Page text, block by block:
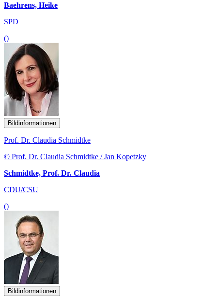
Baehrens, Heike
SPD
()
Bildinformationen
Prof. Dr. Claudia Schmidtke
© Prof. Dr. Claudia Schmidtke / Jan Kopetzky
Schmidtke, Prof. Dr. Claudia
CDU/CSU
()
Bildinformationen